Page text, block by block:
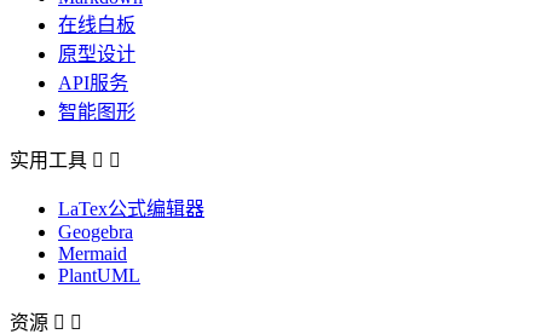
在线白板
原型设计
API服务
智能图形
实用工具  
LaTex公式编辑器
Geogebra
Mermaid
PlantUML
资源  